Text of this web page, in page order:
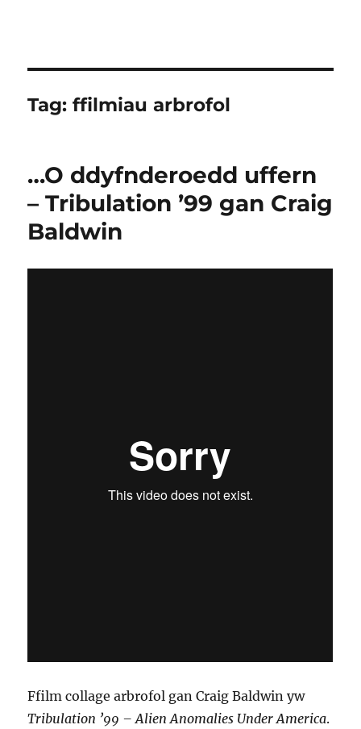
Tag:ffilmiau arbrofol
…O ddyfnderoedd uffern
– Tribulation ’99 gan Craig
Baldwin
Ffilm collage arbrofol gan Craig Baldwin yw
Tribulation ’99 – Alien Anomalies Under America.